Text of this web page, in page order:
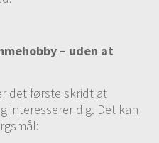
– uden at
det første skridt at
interesserer dig. Det kan